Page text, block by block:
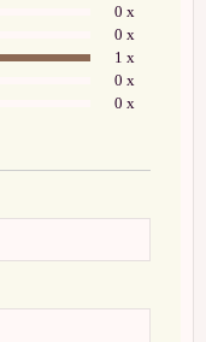
0 x
0 x
1 x
0 x
0 x